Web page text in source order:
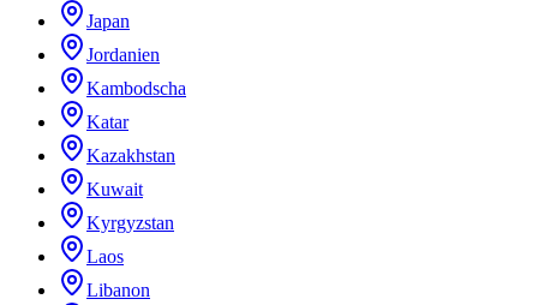
Japan
Jordanien
Kambodscha
Katar
Kazakhstan
Kuwait
Kyrgyzstan
Laos
Libanon